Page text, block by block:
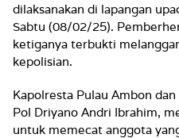
dilaksanakan di lapangan
Sabtu (08/02/25).
ketiganya terbukti
kepolisian.
Kapolresta Pulau Ambon
Pol Driyano Andri Ibrahim,
untuk memecat anggota